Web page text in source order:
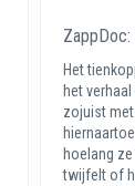
Het
het
zojuist
hoelang
twijfelt of